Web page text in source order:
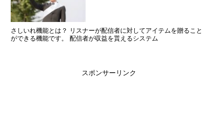
さしいれ機能とは？ リスナーが配信者に対してアイテムを贈ること
ができる機能です。 配信者が収益を貰えるシステム
スポンサーリンク